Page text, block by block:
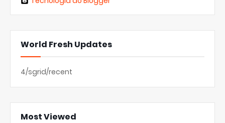
World Fresh Updates
4/sgrid/recent
Most Viewed